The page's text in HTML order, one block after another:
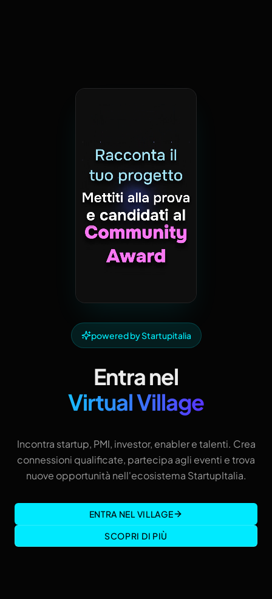
powered by Startupitalia
Entra nel
Virtual Village
Incontra startup, PMI, investor, enabler e talenti. Crea
connessioni qualificate, partecipa agli eventi e trova
nuove opportunità nell'ecosistema StartupItalia.
ENTRA NEL VILLAGE
SCOPRI DI PIÙ